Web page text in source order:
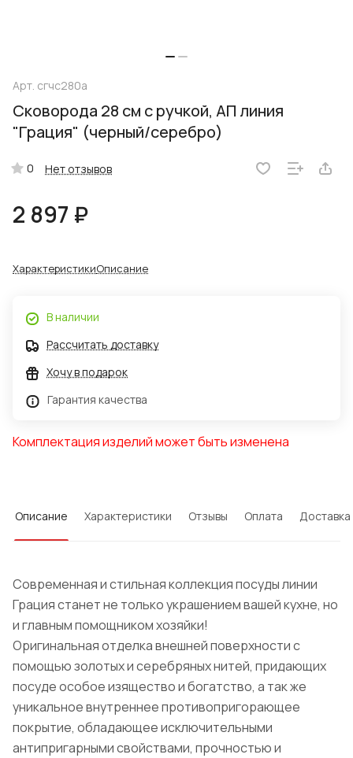
Арт. сгчс280а
Сковорода 28 см с ручкой, АП линия
"Грация" (черный/серебро)
0 Нет отзывов
2 897 ₽
ХарактеристикиОписание
В наличии
Рассчитать доставку
Хочу в подарок
Гарантия качества
Комплектация изделий может быть изменена
Описание Характеристики Отзывы Оплата Доставка
Современная и стильная коллекция посуды линии
Грация станет не только украшением вашей кухне, но
и главным помощником хозяйки!
Оригинальная отделка внешней поверхности с
помощью золотых и серебряных нитей, придающих
посуде особое изящество и богатство, а так же
уникальное внутреннее противопригорающее
покрытие, обладающее исключительными
антипригарными свойствами, прочностью и